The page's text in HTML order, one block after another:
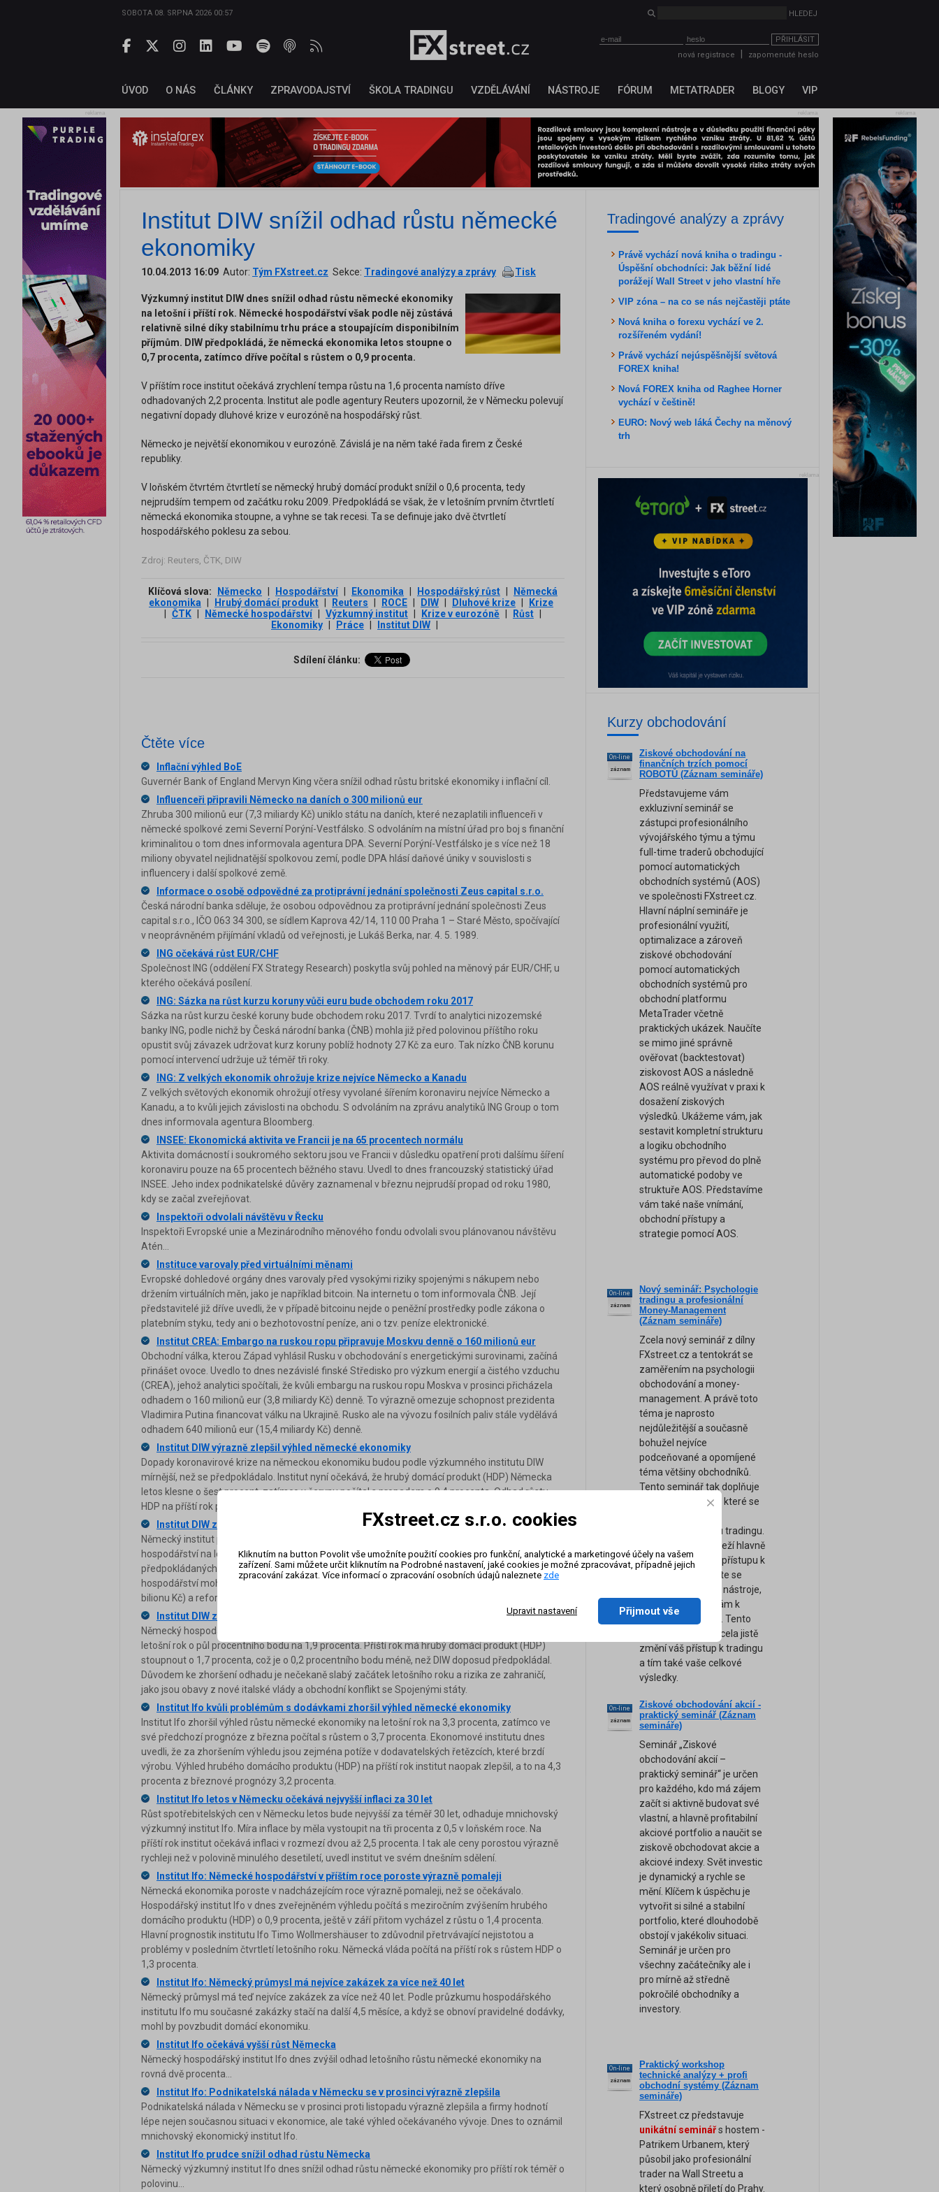
SOBOTA 08. SRPNA 2026 00:57 HLEDEJ
PŘIHLÁSIT
nová registrace
zapomenuté heslo
ÚVOD O NÁS ČLÁNKY ZPRAVODAJSTVÍ ŠKOLA TRADINGU VZDĚLÁVÁNÍ NÁSTROJE FÓRUM METATRADER BLOGY VIP
reklama reklama
reklama
Institut DIW snížil odhad růstu německé
ekonomiky
10.04.2013 16:09 Autor: Tým FXstreet.cz Sekce: Tradingové analýzy a zprávy Tisk
Výzkumný institut DIW dnes snížil odhad růstu německé ekonomiky
na letošní i příští rok. Německé hospodářství však podle něj zůstává
relativně silné díky stabilnímu trhu práce a stoupajícím disponibilním
příjmům. DIW předpokládá, že německá ekonomika letos stoupne o
0,7 procenta, zatímco dříve počítal s růstem o 0,9 procenta.
V příštím roce institut očekává zrychlení tempa růstu na 1,6 procenta namísto dříve
odhadovaných 2,2 procenta. Institut ale podle agentury Reuters upozornil, že v Německu polevují
negativní dopady dluhové krize v eurozóně na hospodářský růst.
Německo je největší ekonomikou v eurozóně. Závislá je na něm také řada firem z České
republiky.
V loňském čtvrtém čtvrtletí se německý hrubý domácí produkt snížil o 0,6 procenta, tedy
nejprudším tempem od začátku roku 2009. Předpokládá se však, že v letošním prvním čtvrtletí
německá ekonomika stoupne, a vyhne se tak recesi. Ta se definuje jako dvě čtvrtletí
hospodářského poklesu za sebou.
Zdroj: Reuters, ČTK, DIW
Klíčová slova: Německo Hospodářství Ekonomika Hospodářský růst
Německá
ekonomika
Hrubý domácí produkt Reuters ROCE DIW Dluhové krize
Krize
ČTK Německé hospodářství Výzkumný institut Krize v eurozóně Růst
Ekonomiky
Práce Institut DIW
Sdílení článku:
Čtěte více
Inflační výhled BoE
Guvernér Bank of England Mervyn King včera snížil odhad růstu britské ekonomiky i inflační cíl.
Influenceři připravili Německo na daních o 300 milionů eur
Zhruba 300 milionů eur (7,3 miliardy Kč) uniklo státu na daních, které nezaplatili influenceři v
německé spolkové zemi Severní Porýní-Vestfálsko. S odvoláním na místní úřad pro boj s finanční
kriminalitou o tom dnes informovala agentura DPA. Severní Porýní-Vestfálsko je s více než 18
miliony obyvatel nejlidnatější spolkovou zemí, podle DPA hlásí daňové úniky v souvislosti s
influencery i další spolkové země.
Informace o osobě odpovědné za protiprávní jednání společnosti Zeus capital s.r.o.
Česká národní banka sděluje, že osobou odpovědnou za protiprávní jednání společnosti Zeus
capital s.r.o., IČO 063 34 300, se sídlem Kaprova 42/14, 110 00 Praha 1 – Staré Město, spočívající
v neoprávněném přijímání vkladů od veřejnosti, je Lukáš Berka, nar. 4. 5. 1989.
ING očekává růst EUR/CHF
Společnost ING (oddělení FX Strategy Research) poskytla svůj pohled na měnový pár EUR/CHF, u
kterého očekává posílení.
ING: Sázka na růst kurzu koruny vůči euru bude obchodem roku 2017
Sázka na růst kurzu české koruny bude obchodem roku 2017. Tvrdí to analytici nizozemské
banky ING, podle nichž by Česká národní banka (ČNB) mohla již před polovinou příštího roku
opustit svůj závazek udržovat kurz koruny poblíž hodnoty 27 Kč za euro. Tak nízko ČNB korunu
pomocí intervencí udržuje už téměř tři roky.
ING: Z velkých ekonomik ohrožuje krize nejvíce Německo a Kanadu
Z velkých světových ekonomik ohrožují otřesy vyvolané šířením koronaviru nejvíce Německo a
Kanadu, a to kvůli jejich závislosti na obchodu. S odvoláním na zprávu analytiků ING Group o tom
dnes informovala agentura Bloomberg.
INSEE: Ekonomická aktivita ve Francii je na 65 procentech normálu
Aktivita domácností i soukromého sektoru jsou ve Francii v důsledku opatření proti dalšímu šíření
koronaviru pouze na 65 procentech běžného stavu. Uvedl to dnes francouzský statistický úřad
INSEE. Jeho index podnikatelské důvěry zaznamenal v březnu nejprudší propad od roku 1980,
kdy se začal zveřejňovat.
Inspektoři odvolali návštěvu v Řecku
Inspektoři Evropské unie a Mezinárodního měnového fondu odvolali svou plánovanou návštěvu
Atén...
Instituce varovaly před virtuálními měnami
Evropské dohledové orgány dnes varovaly před vysokými riziky spojenými s nákupem nebo
držením virtuálních měn, jako je například bitcoin. Na internetu o tom informovala ČNB. Její
představitelé již dříve uvedli, že v případě bitcoinu nejde o peněžní prostředky podle zákona o
platebním styku, tedy ani o bezhotovostní peníze, ani o tzv. peníze elektronické.
Institut CREA: Embargo na ruskou ropu připravuje Moskvu denně o 160 milionů eur
Obchodní válka, kterou Západ vyhlásil Rusku v obchodování s energetickými surovinami, začíná
přinášet ovoce. Uvedlo to dnes nezávislé finské Středisko pro výzkum energií a čistého vzduchu
(CREA), jehož analytici spočítali, že kvůli embargu na ruskou ropu Moskva v prosinci přicházela
odhadem o 160 milionů eur (3,8 miliardy Kč) denně. To výrazně omezuje schopnost prezidenta
Vladimira Putina financovat válku na Ukrajině. Rusko ale na vývozu fosilních paliv stále vydělává
odhadem 640 milionů eur (15,4 miliardy Kč) denně.
Institut DIW výrazně zlepšil výhled německé ekonomiky
Dopady koronavirové krize na německou ekonomiku budou podle výzkumného institutu DIW
mírnější, než se předpokládalo. Institut nyní očekává, že hrubý domácí produkt (HDP) Německa
letos klesne o šest procent, zatímco v červnu počítal s propadem o 9,4 procenta. Odhad růstu
HDP na příští rok pak dnes institut zlepšil na 4,1 procenta z dříve předpokládaných tří procent.
Institut DIW zhoršil výhled německé ekonomiky na letošní i příští rok
Německý institut pro hospodářský výzkum (DIW) dnes snížil odhad růstu německého
hospodářství na letošní i příští rok. V roce 2026 podle něj poroste ekonomika o 1,1 místo dříve
předpokládaných 1,2 procenta. V letošním roce institut počítá se stagnací. Dodatečný impulz by
hospodářství mohlo přinést zřízení zvláštního investičního fondu o objemu 500 miliard eur (12,5
bilionu Kč) a reforma ústavy kvůli obranným výdajům.
Institut DIW zhoršil výhled růstu ekonomiky
Německý hospodářský institut DIW zhoršil svůj výhled růstu vývoje německé ekonomiky pro
letošní rok o půl procentního bodu na 1,9 procenta. Příští rok má hrubý domácí produkt (HDP)
stoupnout o 1,7 procenta, což je o 0,2 procentního bodu méně, než DIW doposud předpokládal.
Důvodem ke zhoršení odhadu je nečekaně slabý začátek letošního roku a rizika ze zahraničí,
jako jsou obavy z nové italské vlády a obchodní konflikt se Spojenými státy.
Institut Ifo kvůli problémům s dodávkami zhoršil výhled německé ekonomiky
Institut Ifo zhoršil výhled růstu německé ekonomiky na letošní rok na 3,3 procenta, zatímco ve
své předchozí prognóze z března počítal s růstem o 3,7 procenta. Ekonomové institutu dnes
uvedli, že za zhoršením výhledu jsou zejména potíže v dodavatelských řetězcích, které brzdí
výrobu. Výhled hrubého domácího produktu (HDP) na příští rok institut naopak zlepšil, a to na 4,3
procenta z březnové prognózy 3,2 procenta.
Institut Ifo letos v Německu očekává nejvyšší inflaci za 30 let
Růst spotřebitelských cen v Německu letos bude nejvyšší za téměř 30 let, odhaduje mnichovský
výzkumný institut Ifo. Míra inflace by měla vystoupit na tři procenta z 0,5 v loňském roce. Na
příští rok institut očekává inflaci v rozmezí dvou až 2,5 procenta. I tak ale ceny porostou výrazně
rychleji než v polovině minulého desetiletí, uvedl institut ve svém dnešním sdělení.
Institut Ifo: Německé hospodářství v příštím roce poroste výrazně pomaleji
Německá ekonomika poroste v nadcházejícím roce výrazně pomaleji, než se očekávalo.
Hospodářský institut Ifo v dnes zveřejněném výhledu počítá s meziročním zvýšením hrubého
domácího produktu (HDP) o 0,9 procenta, ještě v září přitom vycházel z růstu o 1,4 procenta.
Hlavní prognostik institutu Ifo Timo Wollmershäuser to zdůvodnil přetrvávající nejistotou a
problémy v posledním čtvrtletí letošního roku. Německá vláda počítá na příští rok s růstem HDP o
1,3 procenta.
Institut Ifo: Německý průmysl má nejvíce zakázek za více než 40 let
Německý průmysl má teď nejvíce zakázek za více než 40 let. Podle průzkumu hospodářského
institutu Ifo mu současné zakázky stačí na další 4,5 měsíce, a když se obnoví pravidelné dodávky,
mohl by povzbudit domácí ekonomiku.
Institut Ifo očekává vyšší růst Německa
Německý hospodářský institut Ifo dnes zvýšil odhad letošního růstu německé ekonomiky na
rovná dvě procenta...
Institut Ifo: Podnikatelská nálada v Německu se v prosinci výrazně zlepšila
Podnikatelská nálada v Německu se v prosinci proti listopadu výrazně zlepšila a firmy hodnotí
lépe nejen současnou situaci v ekonomice, ale také výhled očekávaného vývoje. Dnes to oznámil
mnichovský ekonomický institut Ifo.
Institut Ifo prudce snížil odhad růstu Německa
Německý výzkumný institut Ifo dnes snížil odhad růstu německé ekonomiky pro příští rok téměř o
polovinu...
Tradingové analýzy a zprávy
Právě vychází nová kniha o tradingu -
Úspěšní obchodníci: Jak běžní lidé
porážejí Wall Street v jeho vlastní hře
VIP zóna – na co se nás nejčastěji ptáte
Nová kniha o forexu vychází ve 2.
rozšířeném vydání!
Právě vychází nejúspěšnější světová
FOREX kniha!
Nová FOREX kniha od Raghee Horner
vychází v češtině!
EURO: Nový web láká Čechy na měnový
trh
reklama
Kurzy obchodování
On-line
záznam
Ziskové obchodování na
finančních trzích pomocí
ROBOTŮ (Záznam semináře)
Představujeme vám
exkluzivní seminář se
zástupci profesionálního
vývojářského týmu a týmu
full-time traderů obchodující
pomocí automatických
obchodních systémů (AOS)
ve společnosti FXstreet.cz.
Hlavní náplní semináře je
profesionální využití,
optimalizace a zároveň
ziskové obchodování
pomocí automatických
obchodních systémů pro
obchodní platformu
MetaTrader včetně
praktických ukázek. Naučíte
se mimo jiné správně
ověřovat (backtestovat)
ziskovost AOS a následně
AOS reálně využívat v praxi k
dosažení ziskových
výsledků. Ukážeme vám, jak
sestavit kompletní strukturu
a logiku obchodního
systému pro převod do plně
automatické podoby ve
struktuře AOS. Představíme
vám také naše vnímání,
obchodní přístupy a
strategie pomocí AOS.
On-line
záznam
Nový seminář: Psychologie
tradingu a profesionální
Money-Management
(Záznam semináře)
Zcela nový seminář z dílny
FXstreet.cz a tentokrát se
zaměřením na psychologii
obchodování a money-
management. A právě toto
téma je naprosto
nejdůležitější a současně
bohužel nejvíce
podceňované a opomíjené
téma většiny obchodníků.
Tento seminář tak doplňuje
naše ostatní kurzy, které se
technickou stránku tradingu.
Úspěch tradera záleží hlavně
na jeho psychice a přístupu k
obchodování. Přijďte se
naučit ty nejsilnější nástroje,
tipy a rady, které vám k
úspěchu pomohou. Tento
unikátní seminář zcela jistě
změní váš přístup k tradingu
a tím také vaše celkové
výsledky.
On-line
záznam
Ziskové obchodování akcií -
praktický seminář (Záznam
semináře)
Seminář „Ziskové
obchodování akcií –
praktický seminář“ je určen
pro každého, kdo má zájem
začít si aktivně budovat své
vlastní, a hlavně profitabilní
akciové portfolio a naučit se
ziskově obchodovat akcie a
akciové indexy. Svět investic
je dynamický a rychle se
mění. Klíčem k úspěchu je
vytvořit si silné a stabilní
portfolio, které dlouhodobě
obstojí v jakékoliv situaci.
Seminář je určen pro
všechny začátečníky ale i
pro mírně až středně
pokročilé obchodníky a
investory.
On-line
záznam
Praktický workshop
technické analýzy + profi
obchodní systémy (Záznam
semináře)
FXstreet.cz představuje
unikátní seminářs hostem -
Patrikem Urbanem, který
působil jako profesionální
trader na Wall Streetu a
který osobně přiletí do Prahy.
FXstreet.cz s.r.o. cookies
Kliknutím na button Povolit vše umožníte použití cookies pro funkční, analytické a marketingové účely na vašem
zařízení. Sami můžete určit kliknutím na Podrobné nastavení, jaké cookies je možné zpracovávat, případně jejich
zpracování zakázat. Více informací o zpracování osobních údajů naleznete zde
Upravit nastavení Přijmout vše